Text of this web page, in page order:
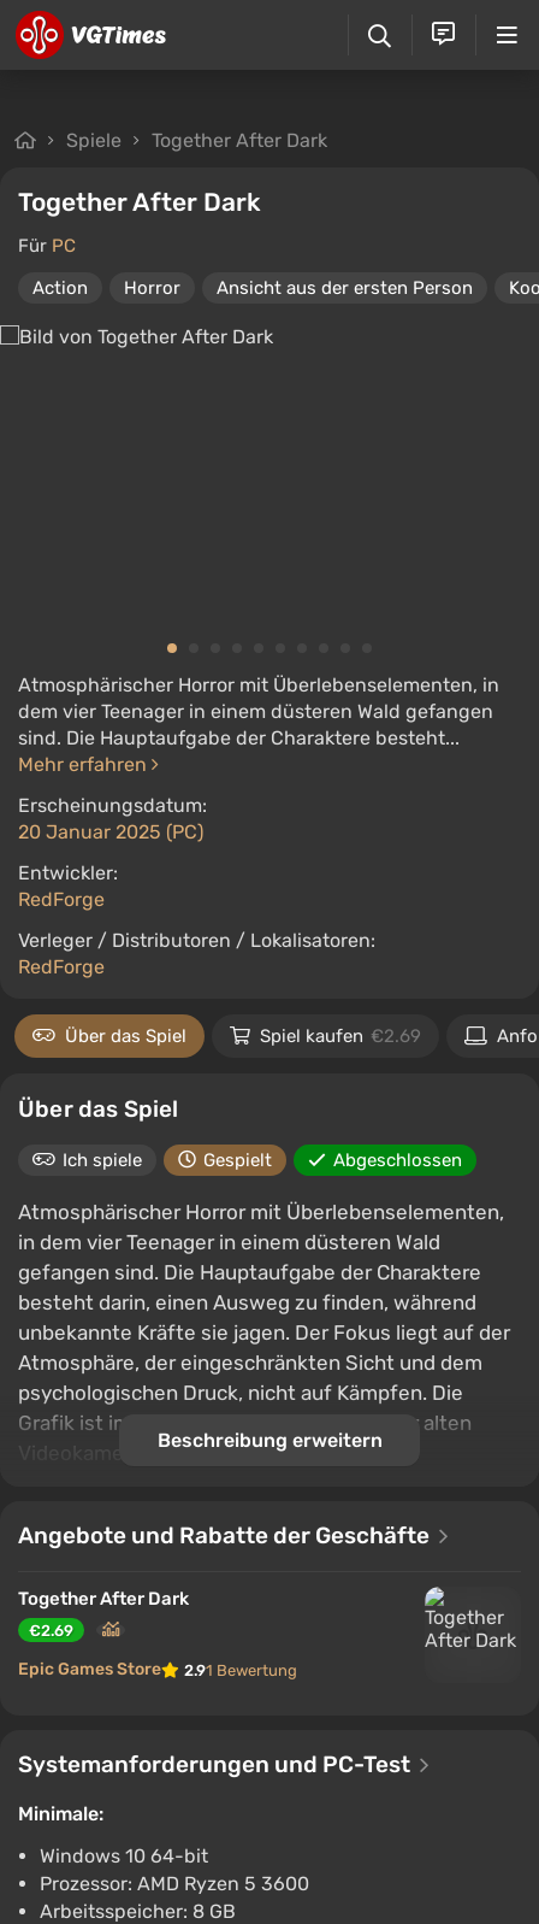
Spiele Together After Dark
Together After Dark
Für PC
Action
Horror Ansicht aus der ersten Person
Atmosphärischer Horror mit Überlebenselementen, in
dem vier Teenager in einem düsteren Wald gefangen
sind. Die Hauptaufgabe der Charaktere besteht...
Mehr erfahren
Erscheinungsdatum:
20 Januar 2025 (PC)
Entwickler:
RedForge
Verleger / Distributoren / Lokalisatoren:
RedForge
Über das Spiel Spiel kaufen €2.69
Über das Spiel
Ich spiele Gespielt Abgeschlossen
Atmosphärischer Horror mit Überlebenselementen,
in dem vier Teenager in einem düsteren Wald
gefangen sind. Die Hauptaufgabe der Charaktere
besteht darin, einen Ausweg zu finden, während
unbekannte Kräfte sie jagen. Der Fokus liegt auf der
Atmosphäre, der eingeschränkten Sicht und dem
psychologischen Druck, nicht auf Kämpfen. Die
Grafik ist im VHS-Stil mit dem Effekt einer alten
Videokamera gestaltet.
Beschreibung erweitern
Angebote und Rabatte der Geschäfte
Together After Dark
€2.69
Epic Games Store 2.91 Bewertung
Systemanforderungen und PC-Test
Minimale:
Windows 10 64-bit
Prozessor: AMD Ryzen 5 3600
Arbeitsspeicher: 8 GB